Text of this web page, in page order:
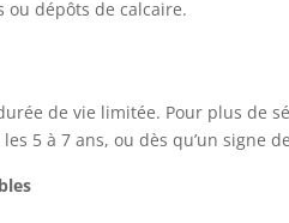
ou dépôts de calcaire.
de vie limitée. Pour plus de
5 à 7 ans, ou dès qu’un signe